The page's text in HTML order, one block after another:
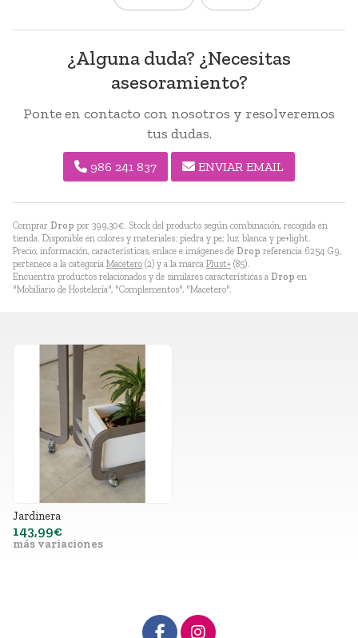
Comprar Drop por 399,30€. Stock del producto según combinación, recogida en
tienda. Disponible en colores y materiales: piedra y pe; luz blanca y pe+light.
Precio, información, características, enlace e imágenes de Drop referencia 6254 G9,
pertenece a la categoría Macetero (2) y a la marca Plust+ (85).
Encuentra productos relacionados y de similares características a Drop en
"Mobiliario de Hostelería", "Complementos", "Macetero".
¿Alguna duda? ¿Necesitas
asesoramiento?
Ponte en contacto con nosotros y resolveremos
tus dudas.
986 241 837 ENVIAR EMAIL
Jardinera
143,99€
más variaciones